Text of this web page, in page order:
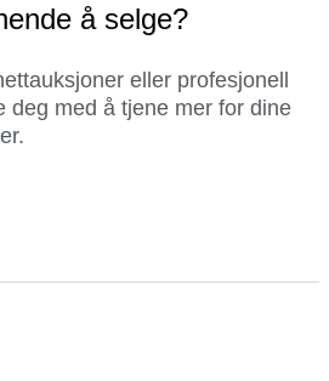
å selge?
eller profesjonell
deg med å tjene mer for dine